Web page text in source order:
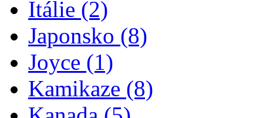
Itálie (2)
Japonsko (8)
Joyce (1)
Kamikaze (8)